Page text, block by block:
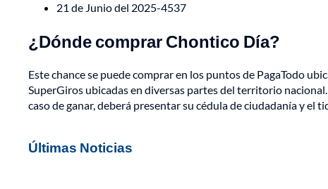
21 de Junio del 2025-4537
¿Dónde comprar Chontico Día?
Este chance se puede comprar en los puntos de PagaTodo
SuperGiros ubicadas en diversas partes del territorio
caso de ganar, deberá presentar su cédula de ciudadanía y el
Últimas Noticias